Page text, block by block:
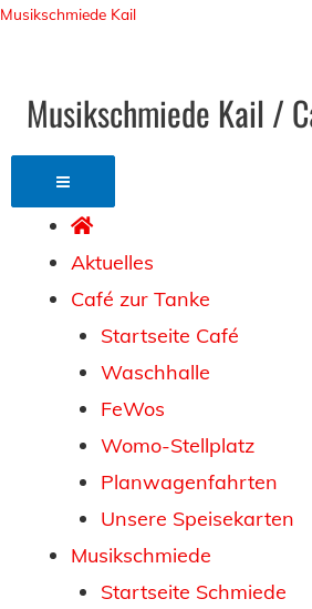
Musikschmiede Kail
Musikschmiede Kail /
Aktuelles
Café zur Tanke
Startseite Café
Waschhalle
FeWos
Womo-Stellplatz
Planwagenfahrten
Unsere Speisekarten
Musikschmiede
Startseite Schmiede